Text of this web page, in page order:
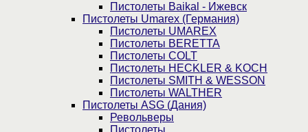
Пистолеты Baikal - Ижевск
Пистолеты Umarex (Германия)
Пистолеты UMAREX
Пистолеты BERETTA
Пистолеты COLT
Пистолеты HECKLER & KOCH
Пистолеты SMITH & WESSON
Пистолеты WALTHER
Пистолеты ASG (Дания)
Револьверы